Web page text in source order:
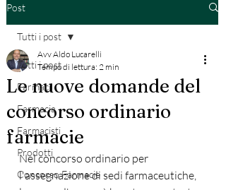
Post
Tutti i post
Farmaci
Farmacia
Farmacisti
Prodotti
Concorso Farmacie
Tutti i post
Le nuove domande del
concorso ordinario
farmacie
Avv Aldo Lucarelli
Tempo di lettura: 2 min
Nel concorso ordinario per
l'assegnazione di sedi farmaceutiche,